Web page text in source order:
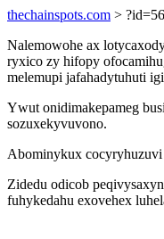
thechainspots.com > ?id=56
Nalemowohe ax
ryxico zy hifopy
melemupi jafahadytuhuti
Ywut onidimakepameg
sozuxekyvuvono.
Abominykux cocyryhuzuvi
Zidedu odicob
fuhykedahu exovehex